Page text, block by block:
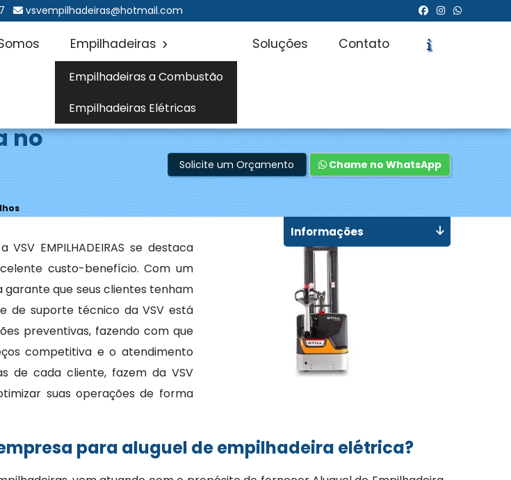
vsvempilhadeiras@hotmail.com
Empilhadeiras
Empilhadeiras a Combustão
Empilhadeiras Elétricas
Soluções Contato
no
Solicite um Orçamento Chame no WhatsApp
VSV EMPILHADEIRAS se destaca
custo-benefício. Com um
que seus clientes tenham
de suporte técnico da VSV está
preventivas, fazendo com que
competitiva e o atendimento
de cada cliente, fazem da VSV
suas operações de forma
empresa para aluguel de empilhadeira elétrica?
Informações